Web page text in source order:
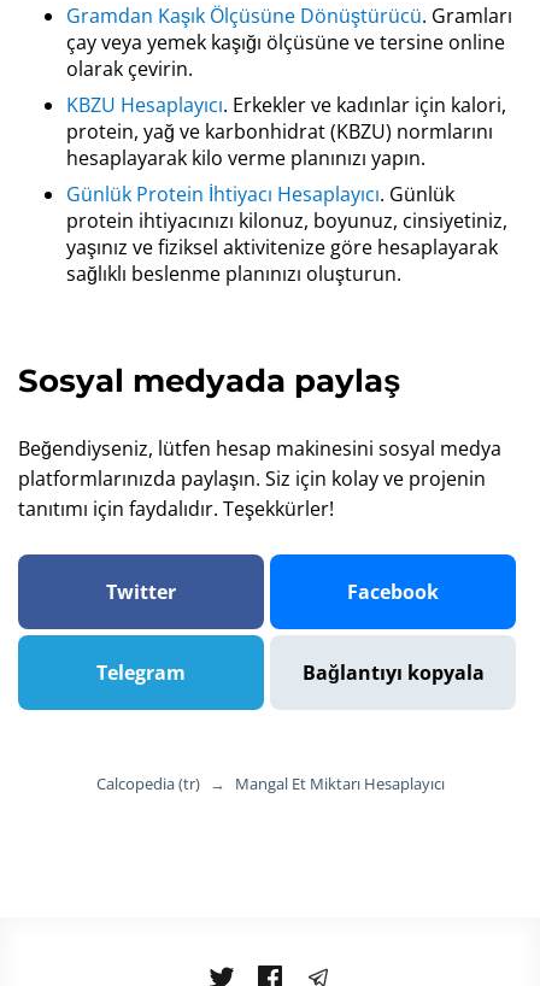
Gramdan Kaşık Ölçüsüne Dönüştürücü. Gramları
çay veya yemek kaşığı ölçüsüne ve tersine online
olarak çevirin.
KBZU Hesaplayıcı. Erkekler ve kadınlar için kalori,
protein, yağ ve karbonhidrat (KBZU) normlarını
hesaplayarak kilo verme planınızı yapın.
Günlük Protein İhtiyacı Hesaplayıcı. Günlük
protein ihtiyacınızı kilonuz, boyunuz, cinsiyetiniz,
yaşınız ve fiziksel aktivitenize göre hesaplayarak
sağlıklı beslenme planınızı oluşturun.
Sosyal medyada paylaş
Beğendiyseniz, lütfen hesap makinesini sosyal medya
platformlarınızda paylaşın. Siz için kolay ve projenin
tanıtımı için faydalıdır. Teşekkürler!
Twitter Facebook
Telegram Bağlantıyı kopyala
Calcopedia (tr) → Mangal Et Miktarı Hesaplayıcı